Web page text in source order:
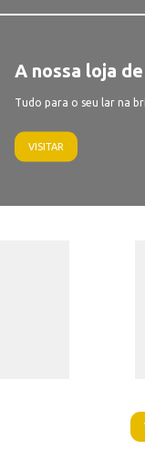
A nossa loja
Tudo para o seu lar na
VISITAR